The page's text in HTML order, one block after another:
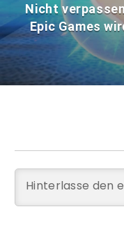
Nicht
Epic Games